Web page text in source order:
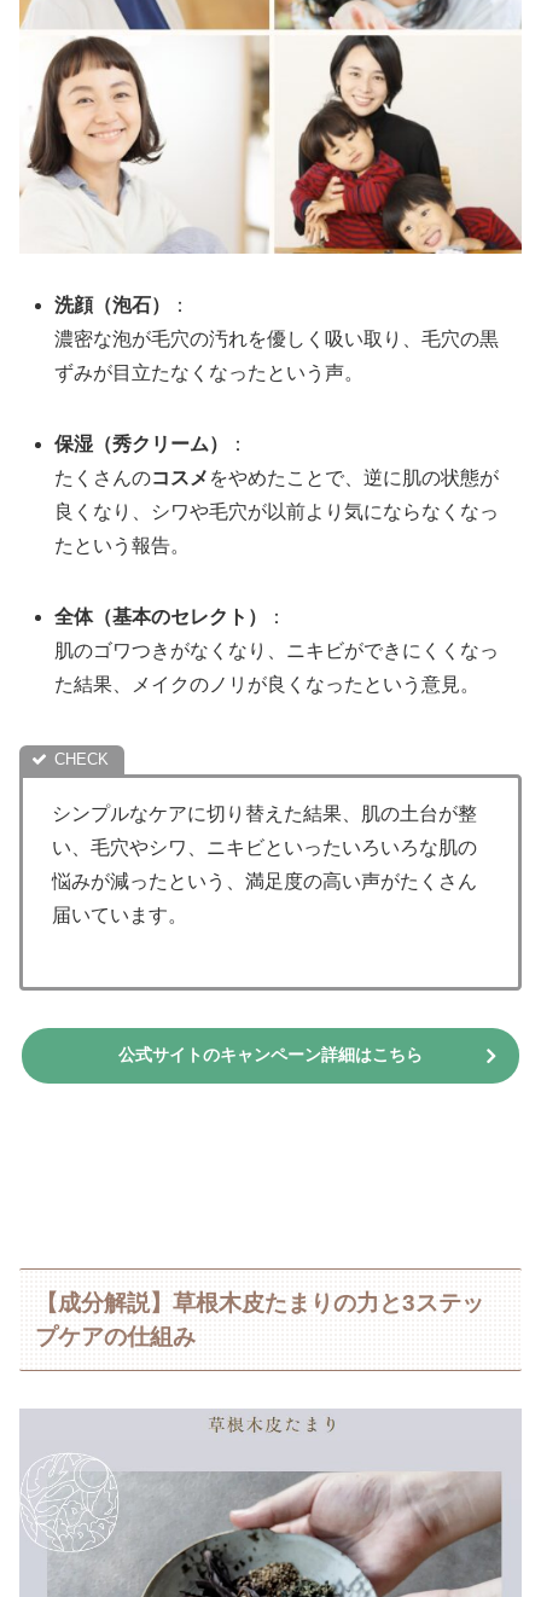
洗顔（泡石）
：
濃密な泡が毛穴の汚れを優しく吸い取り、毛穴の黒
ずみが目立たなくなったという声。
保湿（秀クリーム）
：
たくさんのコスメ をやめたことで、逆に肌の状態が
良くなり、シワや毛穴が以前より気にならなくなっ
たという報告。
全体（基本のセレクト）
：
肌のゴワつきがなくなり、ニキビができにくくなっ
た結果、メイクのノリが良くなったという意見。
シンプルなケアに切り替えた結果、肌の土台が整
い、毛穴やシワ、ニキビといったいろいろな肌の
悩みが減ったという、満足度の高い声がたくさん
届いています。
公式サイトのキャンペーン詳細はこちら
【成分解説】草根木皮たまりの力と3ステッ
プケアの仕組み